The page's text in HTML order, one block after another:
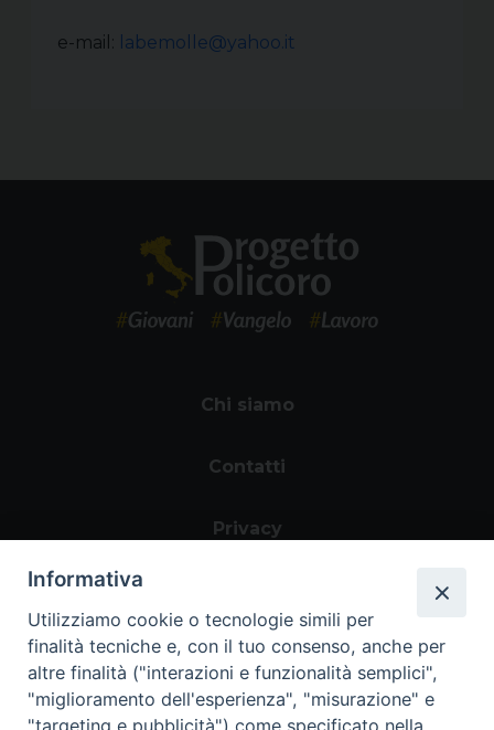
e-mail: labemolle@yahoo.it
Chi siamo
Contatti
Privacy
Informativa
Utilizziamo cookie o tecnologie simili per
finalità tecniche e, con il tuo consenso, anche per
altre finalità ("interazioni e funzionalità semplici",
"miglioramento dell'esperienza", "misurazione" e